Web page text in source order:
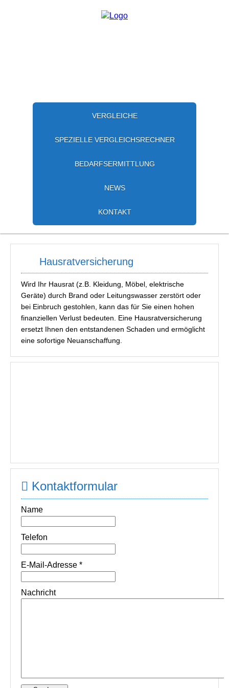
VERGLEICHE
SPEZIELLE VERGLEICHSRECHNER
BEDARFSERMITTLUNG
NEWS
KONTAKT
Hausratversicherung
Wird Ihr Hausrat (z.B. Kleidung, Möbel, elektrische
Geräte) durch Brand oder Leitungswasser zerstört oder
bei Einbruch gestohlen, kann das für Sie einen hohen
finanziellen Verlust bedeuten. Eine Hausratversicherung
ersetzt Ihnen den entstandenen Schaden und ermöglicht
eine sofortige Neuanschaffung.
Kontaktformular
Name
Telefon
E-Mail-Adresse *
Nachricht